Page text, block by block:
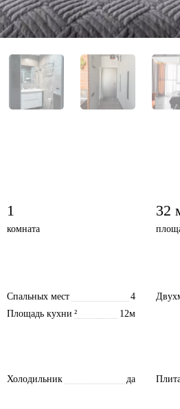
1
комната
32
Спальных мест 4
Площадь кухни 12м
²
Холодильник да